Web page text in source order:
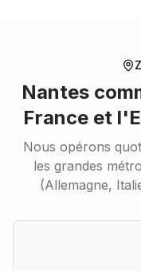
Nantes
France et
Nous opérons
les grandes
(Allemagne,